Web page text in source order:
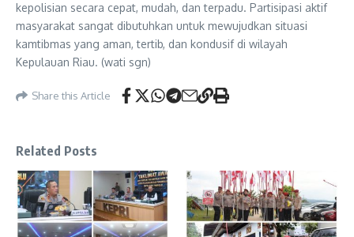
kepolisian secara cepat, mudah, dan terpadu. Partisipasi aktif
masyarakat sangat dibutuhkan untuk mewujudkan situasi
kamtibmas yang aman, tertib, dan kondusif di wilayah
Kepulauan Riau. (wati sgn)
Share this Article
Related Posts